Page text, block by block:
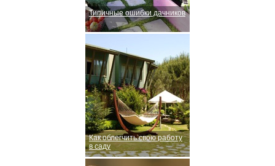
Типичные ошибки дачников
Как облегчить свою работу
в саду